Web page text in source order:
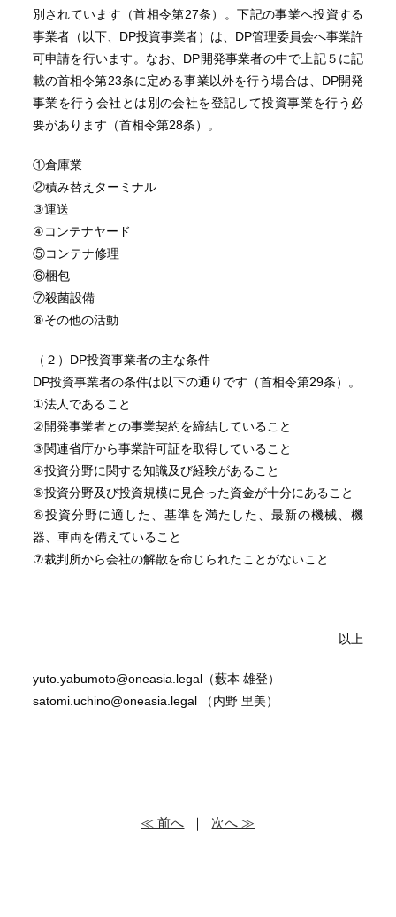
別されています（首相令第27条）。下記の事業へ投資する
事業者（以下、DP投資事業者）は、DP管理委員会へ事業許
可申請を行います。なお、DP開発事業者の中で上記５に記
載の首相令第23条に定める事業以外を行う場合は、DP開発
事業を行う会社とは別の会社を登記して投資事業を行う必
要があります（首相令第28条）。
①倉庫業
②積み替えターミナル
③運送
④コンテナヤード
⑤コンテナ修理
⑥梱包
⑦殺菌設備
⑧その他の活動
（２）DP投資事業者の主な条件
DP投資事業者の条件は以下の通りです（首相令第29条）。
①法人であること
②開発事業者との事業契約を締結していること
③関連省庁から事業許可証を取得していること
④投資分野に関する知識及び経験があること
⑤投資分野及び投資規模に見合った資金が十分にあること
⑥投資分野に適した、基準を満たした、最新の機械、機
器、車両を備えていること
⑦裁判所から会社の解散を命じられたことがないこと
以上
yuto.yabumoto@oneasia.legal（藪本 雄登）
satomi.uchino@oneasia.legal （内野 里美）
≪ 前へ ｜ 次へ ≫